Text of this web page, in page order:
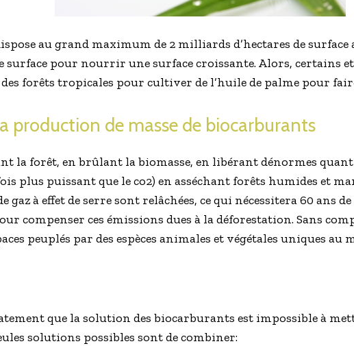
au grand maximum de 2 milliards d’hectares de
surface pour nourrir une surface croissante. Alors, certains
forêts tropicales pour cultiver de l’huile de palme pour
production de masse de biocarburants
la forêt, en brûlant la biomasse, en libérant dénormes
plus puissant que le co2) en asséchant forêts humides et
gaz à effet de serre sont relâchées, ce qui nécessitera 60 ans
compenser ces émissions dues à la déforestation. Sans
peuplés par des espèces animales et végétales uniques au
que la solution des biocarburants est impossible à
solutions possibles sont de combiner: